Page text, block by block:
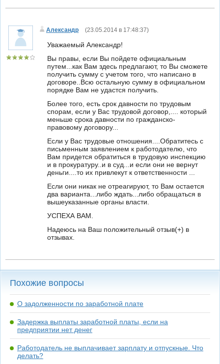
Александр (23.05.2014 в 17:48:37)
Уважаемый Александр!
Вы правы, если Вы пойдете официальным
путем...как Вам здесь предлагают, то Вы сможете
получить сумму с учетом того, что написано в
договоре..Всю остальную сумму в официальном
порядке Вам не удастся получить.
Более того, есть срок давности по трудовым
спорам, если у Вас трудовой договор,.... который
меньше срока давности по гражданско-
правовому договору...
Если у Вас трудовые отношения....Обратитесь с
письменным заявлением к работодателю, что
Вам придется обратиться в трудовую инспекцию
и в прокуратуру..и в суд...и если они не вернут
деньги....то их привлекут к ответственности ...
Если они никак не отреагируют, то Вам остается
два варианта...либо ждать...либо обращаться в
вышеуказанные органы власти.
УСПЕХА ВАМ.
Надеюсь на Ваш положительный отзыв(+) в
отзывах.
Похожие вопросы
О задолженности по заработной плате
Задержка выплаты заработной платы, если на
предприятии нет денег
Работодатель не выплачивает зарплату и отпускные. Что
делать?